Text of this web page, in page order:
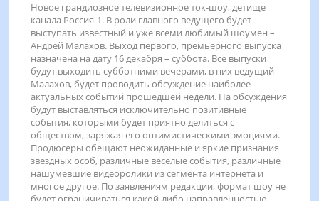
Новое грандиозное телевизионное ток-шоу, детище
канала Россия-1. В роли главного ведущего будет
выступать известный и уже всеми любимый шоумен –
Андрей Малахов. Выход первого, премьерного выпуска
назначена на дату 16 декабря – суббота. Все выпуски
будут выходить субботними вечерами, в них ведущий –
Малахов, будет проводить обсуждение наиболее
актуальных событий прошедшей недели. На обсуждения
будут выставляться исключительно позитивные
события, которыми будет приятно делиться с
обществом, заряжая его оптимистическими эмоциями.
Продюсеры обещают неожиданные и яркие признания
звездных особ, различные веселые события, различные
нашумевшие видеоролики из сегмента интернета и
многое другое. По заявлениям редакции, формат шоу не